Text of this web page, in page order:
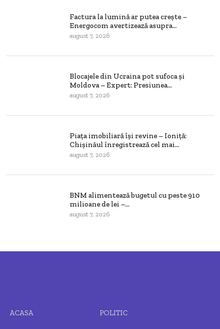
Factura la lumină ar putea crește –
Energocom avertizează asupra...
august 7, 2026
Blocajele din Ucraina pot sufoca și
Moldova – Expert: Presiunea...
august 7, 2026
Piața imobiliară își revine – Ioniță:
Chișinăul înregistrează cel mai...
august 7, 2026
BNM alimentează bugetul cu peste 910
milioane de lei –...
august 7, 2026
ACASA POLITIC